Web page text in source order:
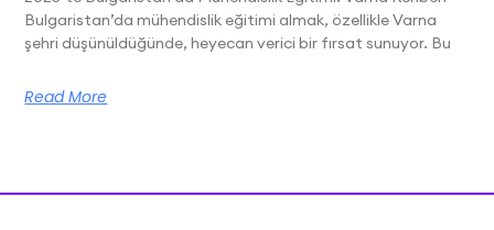
Bulgaristan’da mühendislik eğitimi almak, özellikle Varna
şehri düşünüldüğünde, heyecan verici bir fırsat sunuyor. Bu
Read More